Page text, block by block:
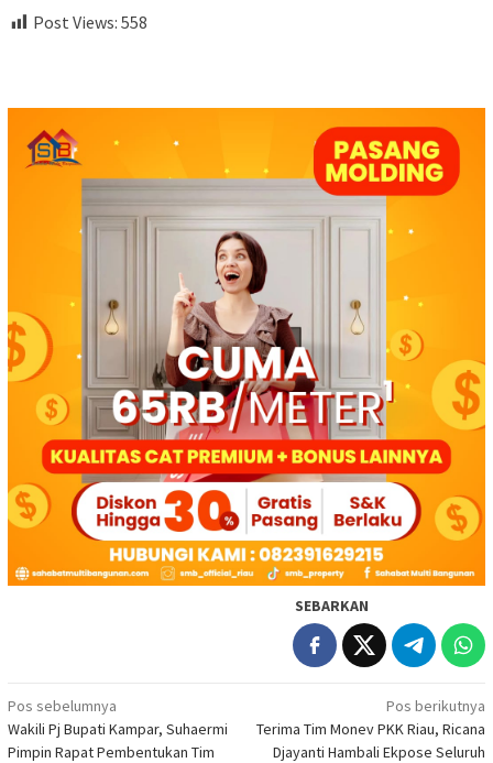
Post Views: 558
SEBARKAN
Navigasi
pos
Pos sebelumnya
Wakili Pj Bupati Kampar, Suhaermi
Pimpin Rapat Pembentukan Tim
Pos berikutnya
Terima Tim Monev PKK Riau, Ricana
Djayanti Hambali Ekpose Seluruh